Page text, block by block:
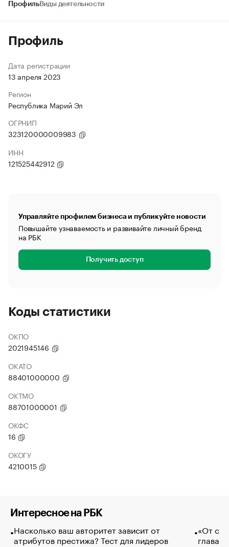
ПрофильВиды деятельности
Профиль
Дата регистрации
13 апреля 2023
Регион
Республика Марий Эл
ОГРНИП
323120000009983
ИНН
121525442912
Управляйте профилем бизнеса и публикуйте новости
Повышайте узнаваемость и развивайте личный бренд
на РБК
Получить доступ
Коды статистики
ОКПО
2021945146
ОКАТО
88401000000
ОКТМО
88701000001
ОКФС
16
ОКОГУ
4210015
Интересное на РБК
Насколько ваш авторитет зависит от
атрибутов престижа? Тест для лидеров
«От
глава